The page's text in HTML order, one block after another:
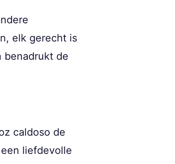
elk gerecht is
benadrukt de
caldoso de
liefdevolle